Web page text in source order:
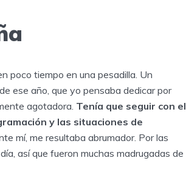
poco tiempo en una pesadilla. Un
ese año, que yo pensaba dedicar por
agotadora. Tenía que seguir con el
y las situaciones de
mí, me resultaba abrumador. Por las
así que fueron muchas madrugadas de